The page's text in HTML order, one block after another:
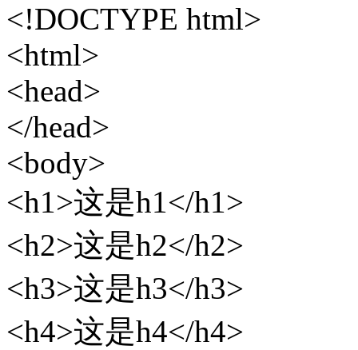
<!DOCTYPE html>
<html>
<head>
</head>
<body>
<h1>这是h1</h1>
<h2>这是h2</h2>
<h3>这是h3</h3>
<h4>这是h4</h4>